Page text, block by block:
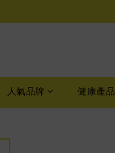
人氣品牌 健康產品